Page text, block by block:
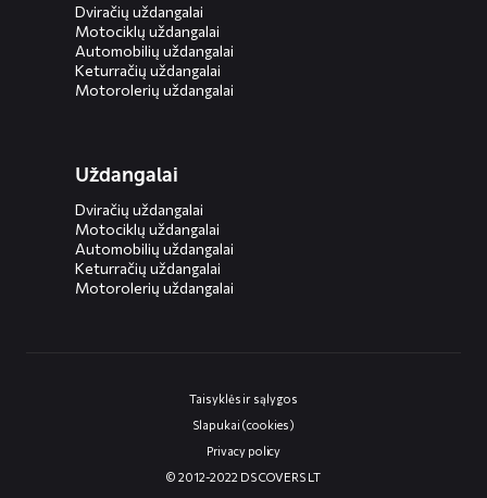
Dviračių uždangalai
Motociklų uždangalai
Automobilių uždangalai
Keturračių uždangalai
Motorolerių uždangalai
Uždangalai
Dviračių uždangalai
Motociklų uždangalai
Automobilių uždangalai
Keturračių uždangalai
Motorolerių uždangalai
Taisyklės ir sąlygos
Slapukai (cookies)
Privacy policy
© 2012-2022 DS COVERS LT